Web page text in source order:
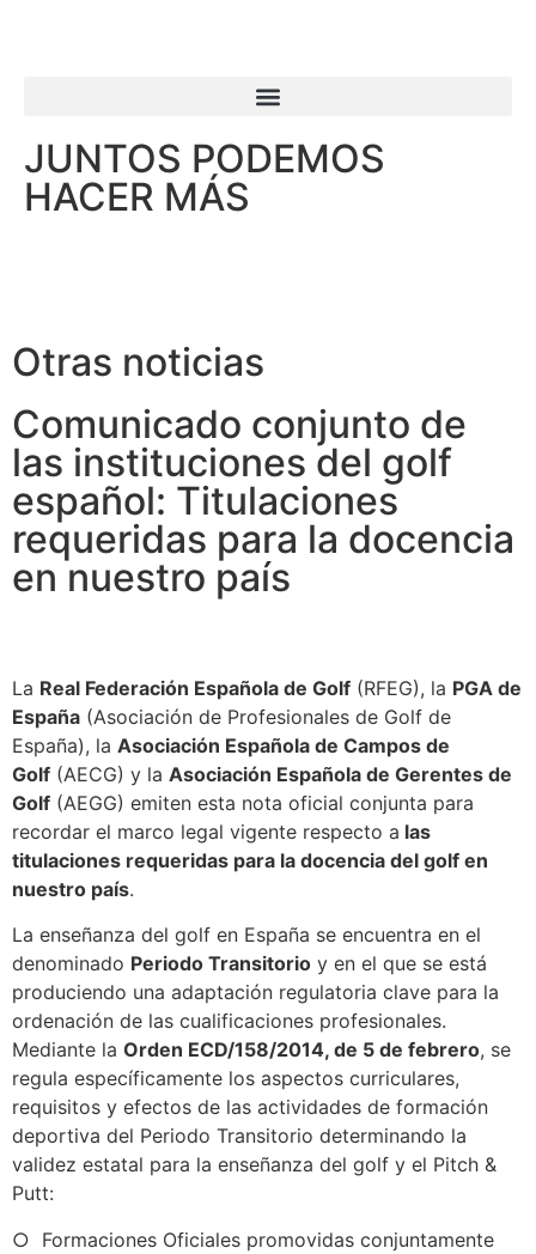
JUNTOS PODEMOS
HACER MÁS
Otras noticias
Comunicado conjunto de
las instituciones del golf
español: Titulaciones
requeridas para la docencia
en nuestro país
La Real Federación Española de Golf (RFEG), la PGA de
España (Asociación de Profesionales de Golf de
España), la Asociación Española de Campos de
Golf (AECG) y la Asociación Española de Gerentes de
Golf (AEGG) emiten esta nota oficial conjunta para
recordar el marco legal vigente respecto a las
titulaciones requeridas para la docencia del golf en
nuestro país.
La enseñanza del golf en España se encuentra en el
denominado Periodo Transitorio y en el que se está
produciendo una adaptación regulatoria clave para la
ordenación de las cualificaciones profesionales.
Mediante la Orden ECD/158/2014, de 5 de febrero, se
regula específicamente los aspectos curriculares,
requisitos y efectos de las actividades de formación
deportiva del Periodo Transitorio determinando la
validez estatal para la enseñanza del golf y el Pitch &
Putt:
○ Formaciones Oficiales promovidas conjuntamente